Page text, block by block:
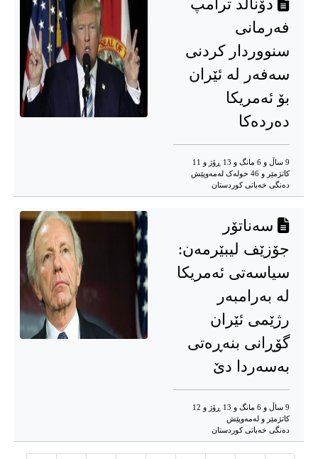
دۆناڵد ترامپ
فەرمانی
سنووردار کردنی
سەفەر لە ئێران
بۆ ئەمریکا
دەردەکا
9 ساڵ و 6 مانگ و 13 ڕۆژ و 11
کاتژمێر و 46 خوله‌ک له‌مه‌وپێش‌
دەنگی خەباتی کوردستان
سەناتۆر
جۆزێف لیبێرمەن:
سیاسەتی ئەمریکا
لە بەرامبەر
رژێمی ئێران
گۆڕانی بنەڕەتی
بەسەردا دێ
9 ساڵ و 6 مانگ و 13 ڕۆژ و 12
کاتژمێر و له‌مه‌وپێش‌
دەنگی خەباتی کوردستان